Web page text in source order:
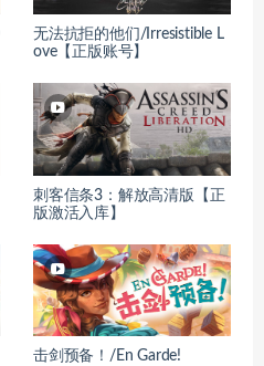
无法抗拒的他们/Irresistible L
ove【正版账号】
刺客信条3：解放高清版【正
版激活入库】
击剑预备！/En Garde!